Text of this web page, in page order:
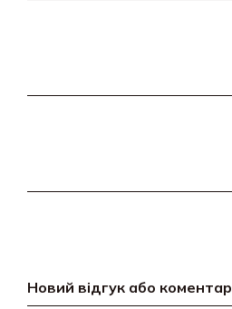
Новий відгук або коментар